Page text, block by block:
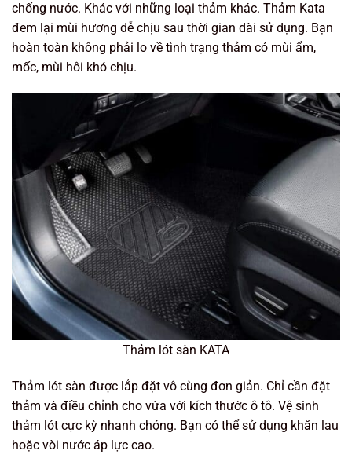
chống nước. Khác với những loại thảm khác. Thảm Kata
đem lại mùi hương dễ chịu sau thời gian dài sử dụng. Bạn
hoàn toàn không phải lo về tình trạng thảm có mùi ẩm,
mốc, mùi hôi khó chịu.
Thảm lót sàn KATA
Thảm lót sàn được lắp đặt vô cùng đơn giản. Chỉ cần đặt
thảm và điều chỉnh cho vừa với kích thước ô tô. Vệ sinh
thảm lót cực kỳ nhanh chóng. Bạn có thể sử dụng khăn lau
hoặc vòi nước áp lực cao.